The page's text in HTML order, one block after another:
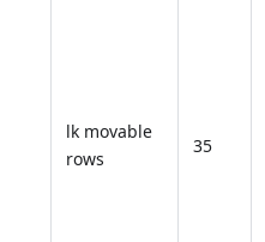
lk movable
rows
35